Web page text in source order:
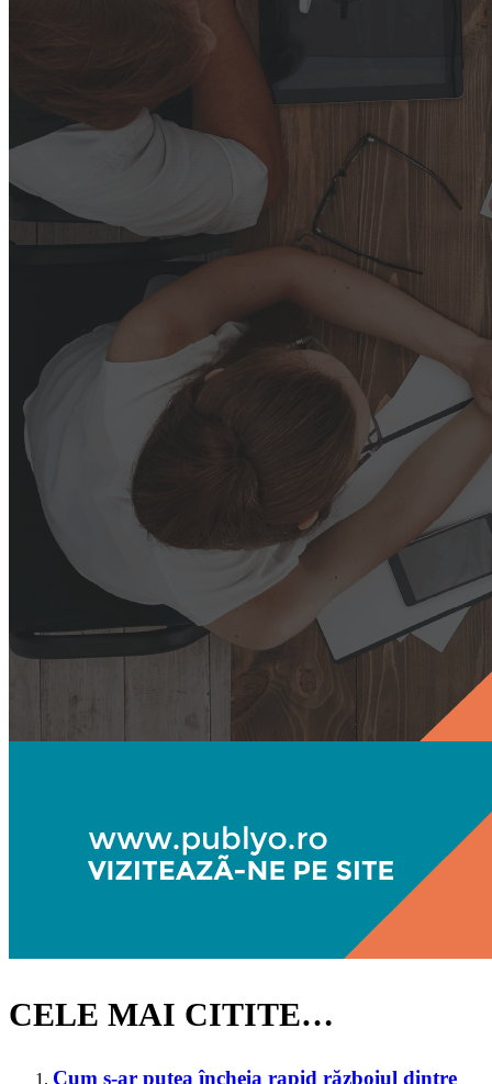
CELE MAI CITITE…
Cum s-ar putea încheia rapid războiul dintre